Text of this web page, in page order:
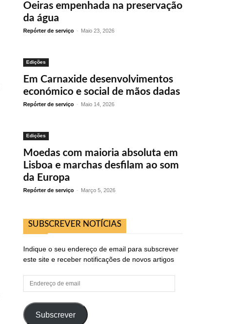
Oeiras empenhada na preservação
da água
Repórter de serviço - Maio 23, 2026
Edições
Em Carnaxide desenvolvimentos
económico e social de mãos dadas
Repórter de serviço - Maio 14, 2026
Edições
Moedas com maioria absoluta em
Lisboa e marchas desfilam ao som
da Europa
Repórter de serviço - Março 5, 2026
SUBSCREVER NOTÍCIAS
Indique o seu endereço de email para subscrever
este site e receber notificações de novos artigos
Endereço
de
Subscrever